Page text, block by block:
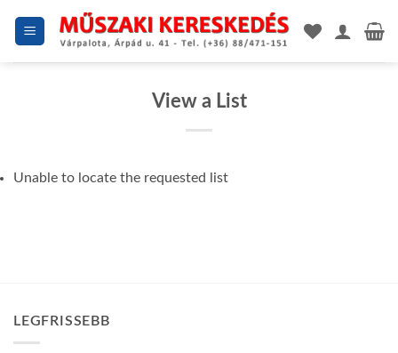
View a List
Unable to locate the requested list
LEGFRISSEBB